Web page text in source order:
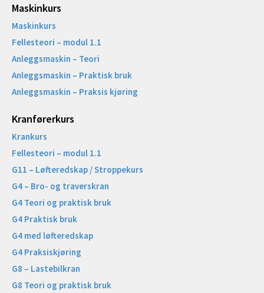
Maskinkurs
Maskinkurs
Fellesteori – modul 1.1
Anleggsmaskin – Teori
Anleggsmaskin – Praktisk bruk
Anleggsmaskin – Praksis kjøring
Kranførerkurs
Krankurs
Fellesteori – modul 1.1
G11 – Løfteredskap / Stroppekurs
G4 – Bro- og traverskran
G4 Teori og praktisk bruk
G4 Praktisk bruk
G4 med løfteredskap
G4 Praksiskjøring
G8 – Lastebilkran
G8 Teori og praktisk bruk